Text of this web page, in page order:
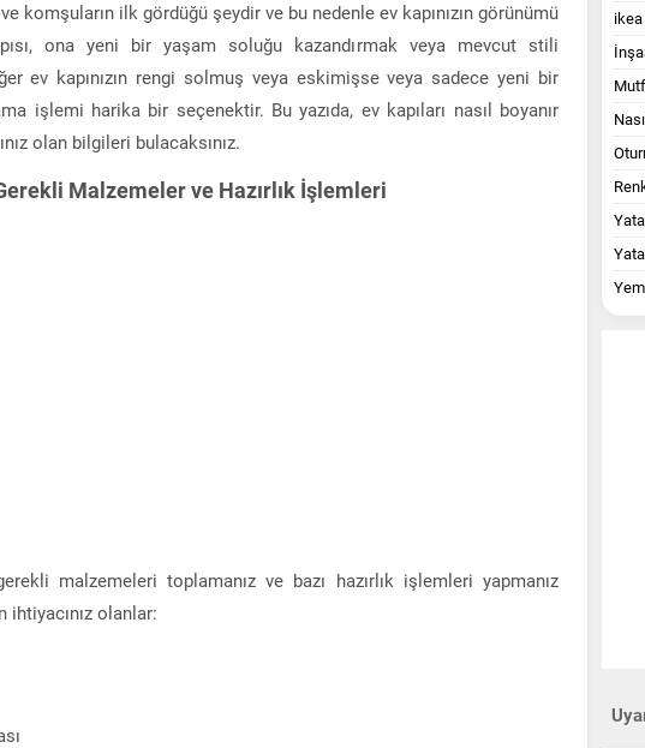
komşuların ilk gördüğü şeydir ve bu nedenle ev kapınızın görünümü
ona yeni bir yaşam soluğu kazandırmak veya mevcut stili
ev kapınızın rengi solmuş veya eskimişse veya sadece yeni bir
işlemi harika bir seçenektir. Bu yazıda, ev kapıları nasıl boyanır
olan bilgileri bulacaksınız.
Gerekli Malzemeler ve Hazırlık İşlemleri
malzemeleri toplamanız ve bazı hazırlık işlemleri yapmanız
ihtiyacınız olanlar:
ikea